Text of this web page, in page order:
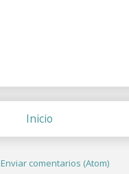
Inicio
Enviar comentarios (Atom)